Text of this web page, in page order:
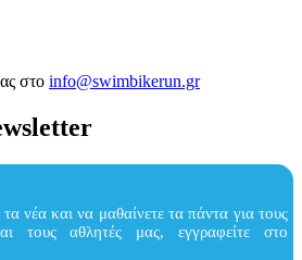
στο info@swimbikerun.gr
νέα και να μαθαίνετε τα πάντα για τους
τους αθλητές μας, εγγραφείτε στο